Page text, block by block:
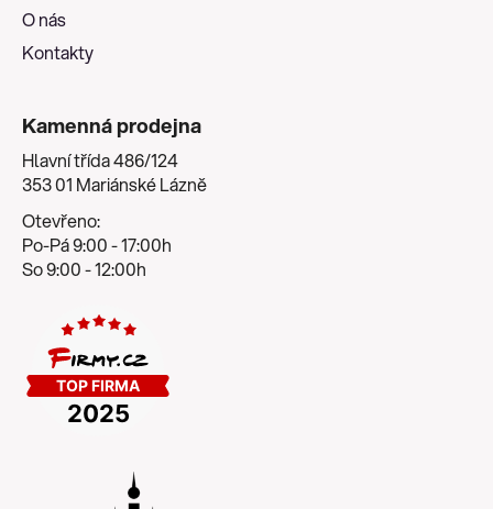
O nás
Kontakty
Kamenná prodejna
Hlavní třída 486/124
353 01 Mariánské Lázně
Otevřeno:
Po-Pá 9:00 - 17:00h
So 9:00 - 12:00h